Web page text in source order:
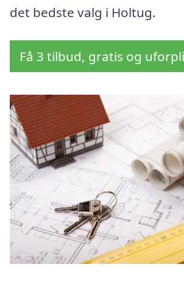
det bedste valg i Holtug.
Få 3 tilbud, gratis og